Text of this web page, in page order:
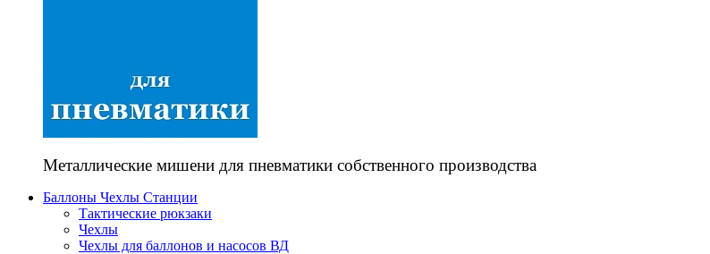
Металлические мишени для пневматики собственного производства
Баллоны Чехлы Станции
Тактические рюкзаки
Чехлы
Чехлы для баллонов и насосов ВД